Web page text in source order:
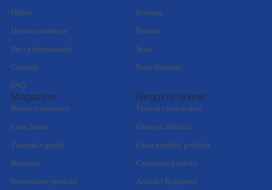
Offerte
Diventa fornitore
Per i professionisti
Contatti
FAQ
Persiane
Portoni
Scuri
Porte blindate
Magazine
Bonus e incentivi
Casa Smart
Tutorial e guide
Business
Recensione prodotti
Negozio online
Traccia i tuoi ordini
Gestisci indirizzi
I tuoi prodotti preferiti
Confronta prodotti
Accedi / Registrati